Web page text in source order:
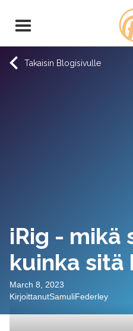
Takaisin Blogisivulle
iRig - mikä
kuinka sitä
March 8, 2023
KirjoittanutSamuliFederley